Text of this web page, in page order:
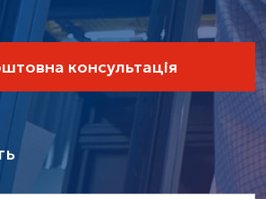
консультація